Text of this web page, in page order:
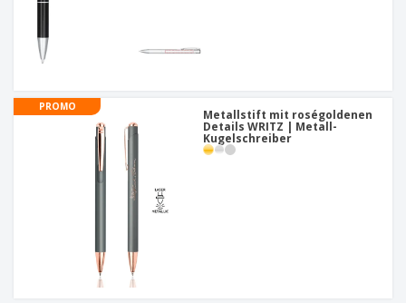
PROMO
Metallstift mit roségoldenen
Details WRITZ | Metall-
Kugelschreiber